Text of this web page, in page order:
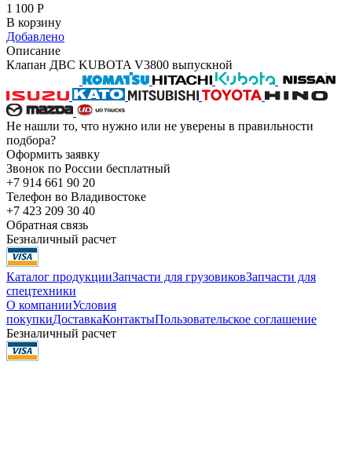
1 100 Р
В корзину
Добавлено
Описание
Клапан ДВС KUBOTA V3800 выпускной
Не нашли то, что нужно или не уверены в правильности
подбора?
Оформить заявку
Звонок по России бесплатный
+7 914 661 90 20
Телефон во Владивостоке
+7 423 209 30 40
Обратная связь
Безналичный расчет
Каталог продукцииЗапчасти для грузовиковЗапчасти для
спецтехники
О компанииУсловия
покупкиДоставкаКонтактыПользовательское соглашение
Безналичный расчет